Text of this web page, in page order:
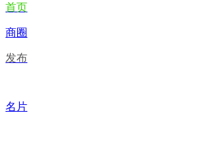
首页
商圈
发布
名片